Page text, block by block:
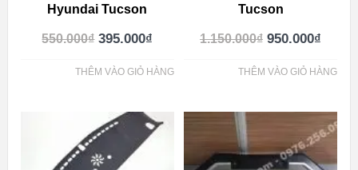
Hyundai Tucson
550.000₫ 395.000₫
THÊM VÀO GIỎ HÀNG
Tucson
1.150.000₫ 950.000₫
THÊM VÀO GIỎ HÀNG